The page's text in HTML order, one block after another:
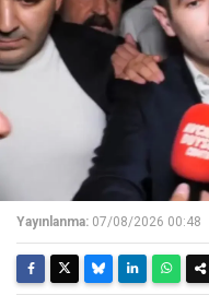
Yayınlanma: 07/08/2026 00:48